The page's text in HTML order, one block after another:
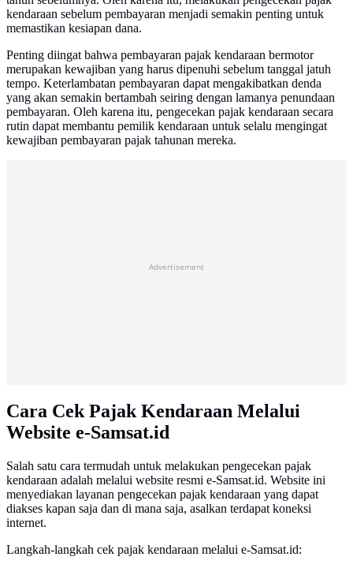
kendaraan sebelum pembayaran menjadi semakin penting untuk
memastikan kesiapan dana.
Penting diingat bahwa pembayaran pajak kendaraan bermotor
merupakan kewajiban yang harus dipenuhi sebelum tanggal jatuh
tempo. Keterlambatan pembayaran dapat mengakibatkan denda
yang akan semakin bertambah seiring dengan lamanya penundaan
pembayaran. Oleh karena itu, pengecekan pajak kendaraan secara
rutin dapat membantu pemilik kendaraan untuk selalu mengingat
kewajiban pembayaran pajak tahunan mereka.
Advertisement
Cara Cek Pajak Kendaraan Melalui
Website e-Samsat.id
Salah satu cara termudah untuk melakukan pengecekan pajak
kendaraan adalah melalui website resmi e-Samsat.id. Website ini
menyediakan layanan pengecekan pajak kendaraan yang dapat
diakses kapan saja dan di mana saja, asalkan terdapat koneksi
internet.
Langkah-langkah cek pajak kendaraan melalui e-Samsat.id: